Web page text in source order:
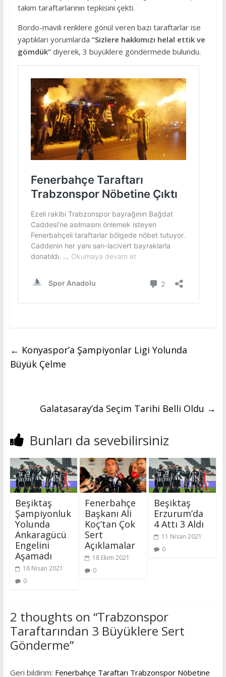
takım taraftarlarının tepkisini çekti.
Bordo-mavili renklere gönül veren bazı taraftarlar ise
yaptıkları yorumlarda “Sizlere hakkımızı helal ettik ve
gömdük”diyerek, 3 büyüklere göndermede bulundu.
← Konyaspor’a Şampiyonlar Ligi Yolunda
Büyük Çelme
Galatasaray’da Seçim Tarihi Belli Oldu →
Bunları da sevebilirsiniz
Beşiktaş
Şampiyonluk
Yolunda
Ankaragücü
Engelini
Aşamadı
16 Nisan 2021
0
Fenerbahçe
Başkanı Ali
Koç’tan Çok
Sert
Açıklamalar
18 Ekim 2021
0
Beşiktaş
Erzurum’da
4 Attı 3 Aldı
11 Nisan 2021
0
2 thoughts on “Trabzonspor
Taraftarından 3 Büyüklere Sert
Gönderme”
Geri bildirim: Fenerbahçe Taraftarı Trabzonspor Nöbetine